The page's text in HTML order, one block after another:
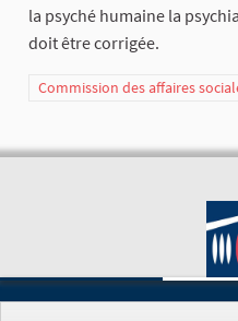
la psyché humaine la
doit être corrigée.
Commission des affaires